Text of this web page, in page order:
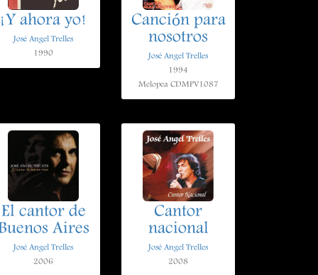
¡Y ahora yo!
José Angel Trelles
1990
Canción para
nosotros
José Angel Trelles
1994
Melopea CDMPV1087
El cantor de
Aires
José Angel Trelles
2006
Cantor
nacional
José Angel Trelles
2008